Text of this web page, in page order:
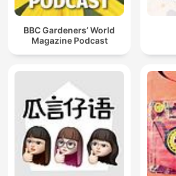
BBC Gardeners’ World
Magazine Podcast